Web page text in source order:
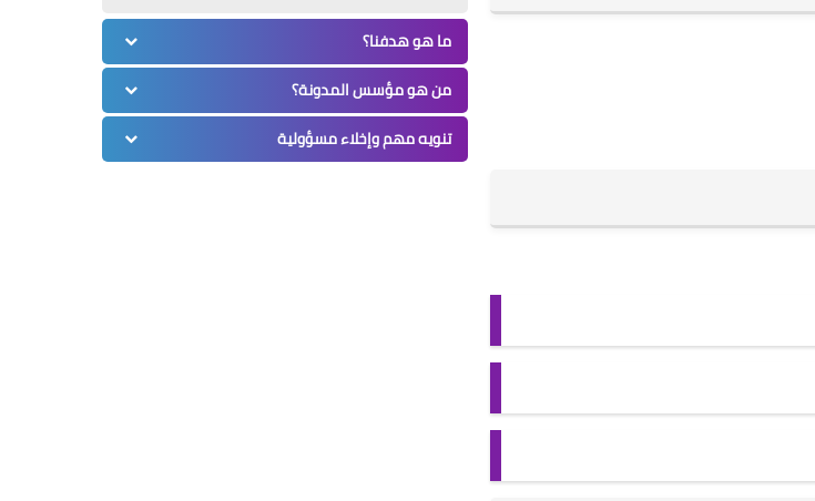
ما هو هدفنا؟
من هو مؤسس المدونة؟
تنويه مهم وإخلاء مسؤولية